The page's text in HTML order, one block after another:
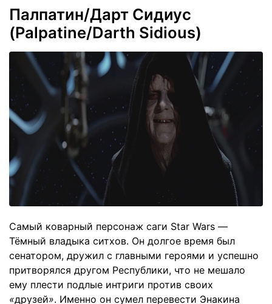
Палпатин/Дарт Сидиус
(Palpatine/Darth Sidious)
Самый коварный персонаж саги Star Wars —
Тёмный владыка ситхов. Он долгое время был
сенатором, дружил с главными героями и успешно
притворялся другом Республики, что не мешало
ему плести подлые интриги против своих
«друзей». Именно он сумел перевести Энакина